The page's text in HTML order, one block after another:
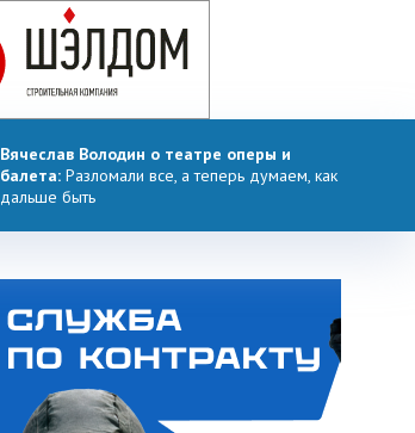
Вячеслав Володин о театре оперы и
балета: Разломали все, а теперь думаем, как
дальше быть